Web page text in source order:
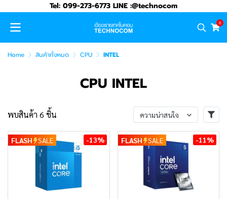
Tel: 099-273-6773 LINE :@technocom
0
Home สินค้าทั้งหมด CPU INTEL
CPU INTEL
พบสินค้า 6 ชิ้น ความน่าสนใจ
FLASH SALE -13% FLASH SALE -11%